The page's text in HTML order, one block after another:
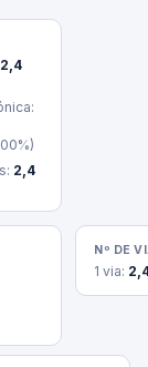
2,4
2,4
Nº DE
1 via: